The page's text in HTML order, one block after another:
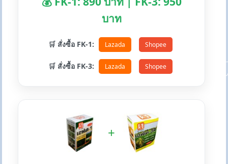
บาท
🛒 สั่งซื้อ FK-1: Lazada Shopee
🛒 สั่งซื้อ FK-3: Lazada Shopee
+